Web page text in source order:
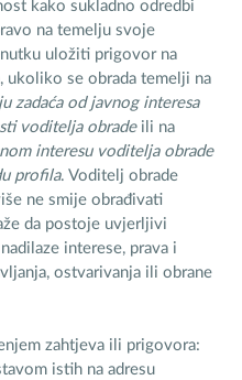
kako sukladno odredbi
na temelju svoje
uložiti prigovor na
ukoliko se obrada temelji na
zadaća od javnog interesa
voditelja obradeili na
interesu voditelja obrade
profila. Voditelj obrade
ne smije obrađivati
da postoje uvjerljivi
interese, prava i
ostvarivanja ili obrane
zahtjeva ili prigovora:
istih na adresu